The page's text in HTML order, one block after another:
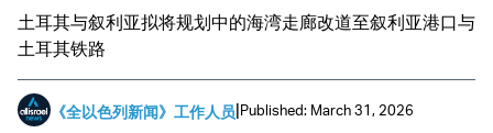
土耳其与叙利亚拟将规划中的海湾走廊改道至叙利亚港口与
土耳其铁路
《全以色列新闻》工作人员|Published: March 31, 2026